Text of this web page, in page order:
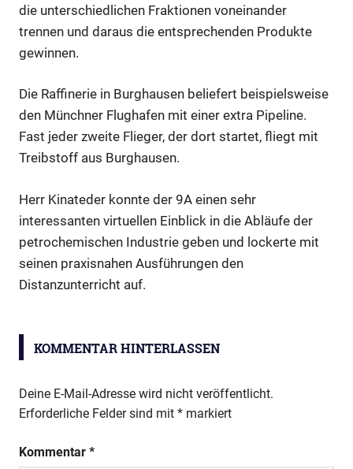
die unterschiedlichen Fraktionen voneinander
trennen und daraus die entsprechenden Produkte
gewinnen.
Die Raffinerie in Burghausen beliefert beispielsweise
den Münchner Flughafen mit einer extra Pipeline.
Fast jeder zweite Flieger, der dort startet, fliegt mit
Treibstoff aus Burghausen.
Herr Kinateder konnte der 9A einen sehr
interessanten virtuellen Einblick in die Abläufe der
petrochemischen Industrie geben und lockerte mit
seinen praxisnahen Ausführungen den
Distanzunterricht auf.
KOMMENTAR HINTERLASSEN
Deine E-Mail-Adresse wird nicht veröffentlicht.
Erforderliche Felder sind mit * markiert
Kommentar *